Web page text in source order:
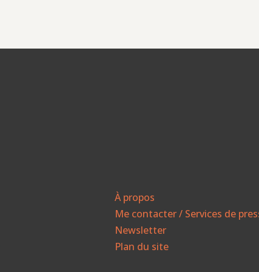
À propos
Me contacter / Services de
Newsletter
Plan du site